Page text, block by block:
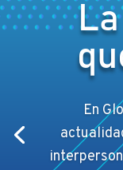
En